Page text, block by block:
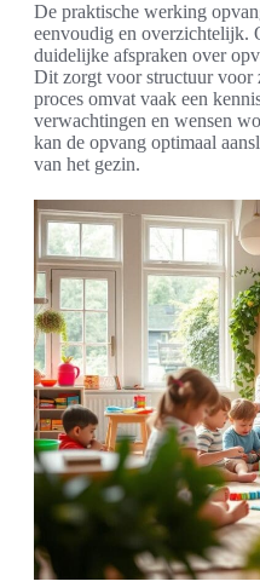
De praktische werking
eenvoudig en overzichtelijk.
duidelijke afspraken over
Dit zorgt voor structuur voor
proces omvat vaak een
verwachtingen en wensen
kan de opvang optimaal
van het gezin.